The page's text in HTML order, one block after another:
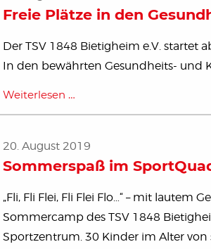
Freie Plätze in den
Der TSV 1848 Bietigheim e.V. startet
In den bewährten Gesundheits- und
Weiterlesen …
20. August 2019
Sommerspaß im
„Fli, Fli Flei, Fli Flei Flo…“ – mit lautem
Sommercamp des TSV 1848
Sportzentrum. 30 Kinder im Alter